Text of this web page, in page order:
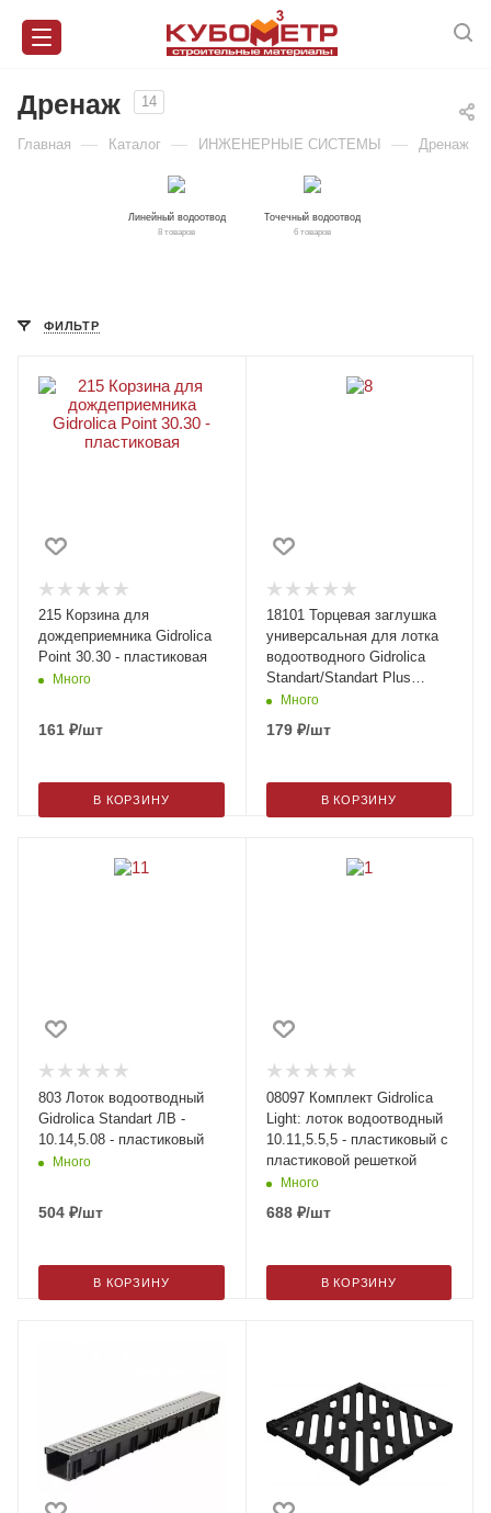
Дренаж 14
Главная — Каталог — ИНЖЕНЕРНЫЕ СИСТЕМЫ — Дренаж
Линейный водоотвод
8 товаров
Точечный водоотвод
6 товаров
ФИЛЬТР
215 Корзина для
дождеприемника Gidrolica
Point 30.30 - пластиковая
Много
161 ₽/шт
В КОРЗИНУ
18101 Торцевая заглушка
универсальная для лотка
водоотводного Gidrolica
Standart/Standart Plus
DN100
Много
179₽/шт
В КОРЗИНУ
803 Лоток водоотводный
Gidrolica Standart ЛВ -
10.14,5.08 - пластиковый
Много
504 ₽/шт
В КОРЗИНУ
08097 Комплект Gidrolica
Light: лоток водоотводный
10.11,5.5,5 - пластиковый с
пластиковой решеткой
Много
688₽/шт
В КОРЗИНУ